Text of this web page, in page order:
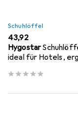
Schuhlöffel
EUR
43,92
Hygostar
ideal für Hotels,